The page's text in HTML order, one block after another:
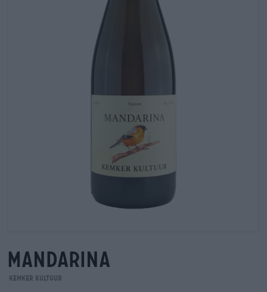
mandarina
Kemker Kultuur